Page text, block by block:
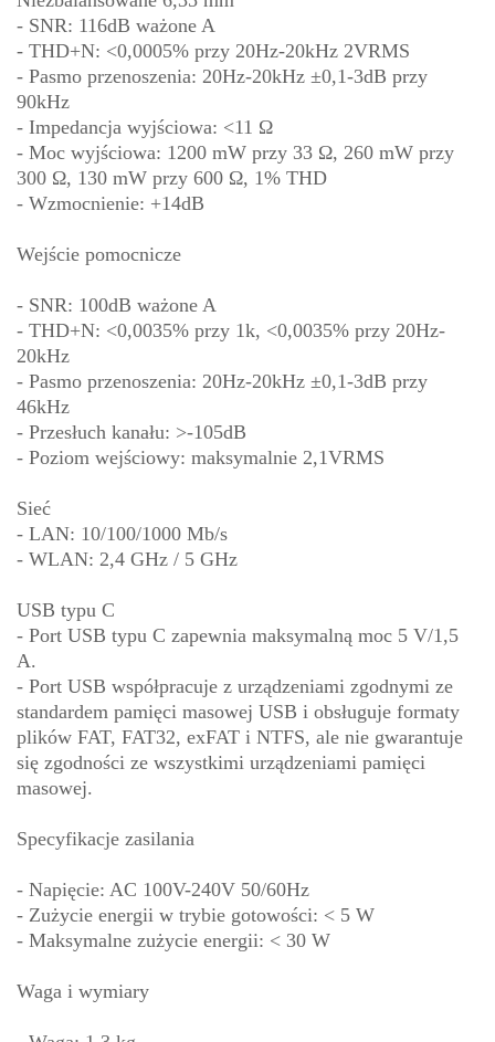
- SNR: 116dB ważone A
- THD+N: <0,0005% przy 20Hz-20kHz 2VRMS
- Pasmo przenoszenia: 20Hz-20kHz ±0,1-3dB przy
90kHz
- Impedancja wyjściowa: <11 Ω
- Moc wyjściowa: 1200 mW przy 33 Ω, 260 mW przy
300 Ω, 130 mW przy 600 Ω, 1% THD
- Wzmocnienie: +14dB
Wejście pomocnicze
- SNR: 100dB ważone A
- THD+N: <0,0035% przy 1k, <0,0035% przy 20Hz-
20kHz
- Pasmo przenoszenia: 20Hz-20kHz ±0,1-3dB przy
46kHz
- Przesłuch kanału: >-105dB
- Poziom wejściowy: maksymalnie 2,1VRMS
Sieć
- LAN: 10/100/1000 Mb/s
- WLAN: 2,4 GHz / 5 GHz
USB typu C
- Port USB typu C zapewnia maksymalną moc 5 V/1,5
A.
- Port USB współpracuje z urządzeniami zgodnymi ze
standardem pamięci masowej USB i obsługuje formaty
plików FAT, FAT32, exFAT i NTFS, ale nie gwarantuje
się zgodności ze wszystkimi urządzeniami pamięci
masowej.
Specyfikacje zasilania
- Napięcie: AC 100V-240V 50/60Hz
- Zużycie energii w trybie gotowości: < 5 W
- Maksymalne zużycie energii: < 30 W
Waga i wymiary